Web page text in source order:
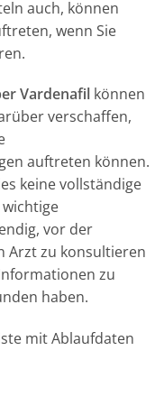
auch, können
wenn Sie
Vardenafil können
verschaffen,
auftreten können.
keine vollständige
vor der
Arzt zu konsultieren
zu
haben.
mit Ablaufdaten